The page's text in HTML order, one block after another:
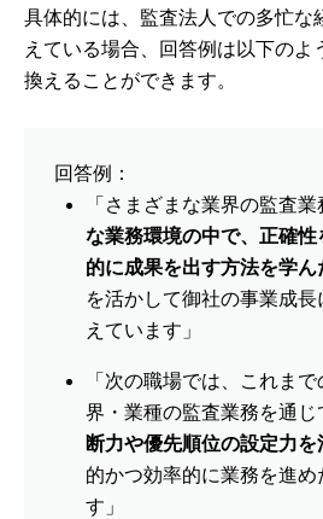
具体的には、監査法人での多忙な
えている場合、回答例は以下のよ
換えることができます。
回答例：
「さまざまな業界の監査
な業務環境の中で、正確
的に成果を出す方法を学ん
を活かして御社の事業成
えています」
「次の職場では、これま
界・業種の監査業務を通じ
断力や優先順位の設定力を
的かつ効率的に業務を進め
す」